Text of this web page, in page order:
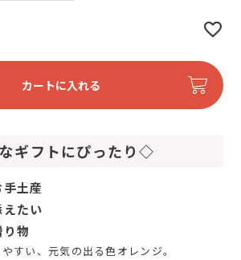
カートに入れる
ギフトにぴったり◇
土産
えたい
物
すい、元気の出る色オレンジ。